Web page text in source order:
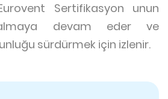
Sertifikasyon unun
devam eder ve
sürdürmek için izlenir.